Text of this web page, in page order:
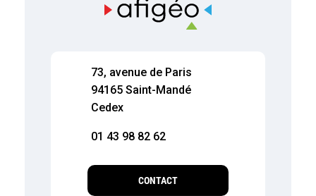
73, avenue de Paris
94165 Saint-Mandé
Cedex
01 43 98 82 62
CONTACT